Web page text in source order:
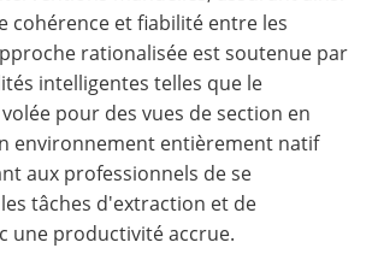
cohérence et fiabilité entre les
rationalisée est soutenue par
intelligentes telles que le
pour des vues de section en
environnement entièrement natif
aux professionnels de se
tâches d'extraction et de
une productivité accrue.